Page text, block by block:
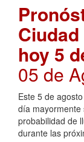
hoy 5
05 de
Este 5 de
día mayormente
probabilidad de
durante las